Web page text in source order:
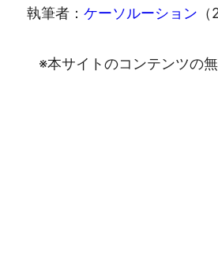
執筆者： ケーソルーション
※本サイトのコンテンツの